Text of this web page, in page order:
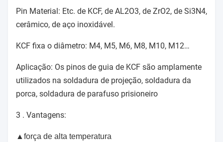
Pin Material: Etc. de KCF, de AL2O3, de ZrO2, de Si3N4,
cerâmico, de aço inoxidável.
KCF fixa o diâmetro: M4, M5, M6, M8, M10, M12…
Aplicação: Os pinos de guia de KCF são amplamente
utilizados na soldadura de projeção, soldadura da
porca, soldadura de parafuso prisioneiro
3 . Vantagens:
▲força de alta temperatura